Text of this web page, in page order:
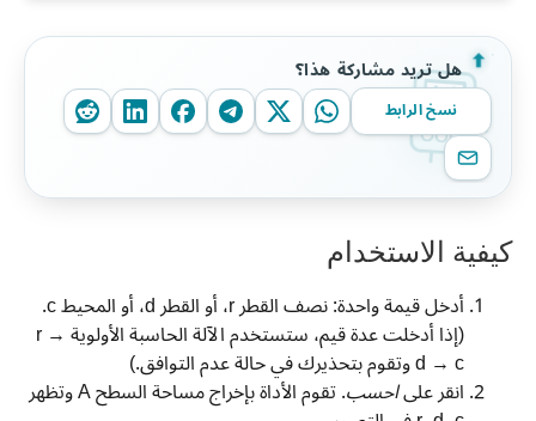
هل تريد مشاركة هذا؟
نسخ الرابط
كيفية الاستخدام
أدخل قيمة واحدة: نصف القطر r، أو القطر d، أو المحيط c.
(إذا أدخلت عدة قيم، ستستخدم الآلة الحاسبة الأولوية r →
d → c وتقوم بتحذيرك في حالة عدم التوافق.)
انقر علىاحسب . تقوم الأداة بإخراج مساحة السطح A وتظهر